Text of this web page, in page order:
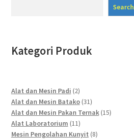
Search
Kategori Produk
Alat dan Mesin Padi 22
products
Alat dan Mesin Batako 3131
products
Alat dan Mesin Pakan Ternak 1515
Alat Laboratorium 1111
products
Mesin Pengolahan Kunyit 88